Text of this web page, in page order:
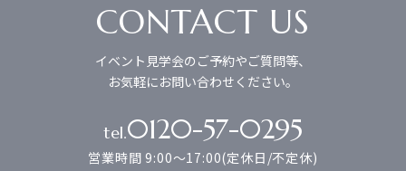
CONTACT US
イベント見学会のご予約やご質問等、
お気軽にお問い合わせください。
tel.0120-57-0295
営業時間 9:00～17:00(定休日/不定休)